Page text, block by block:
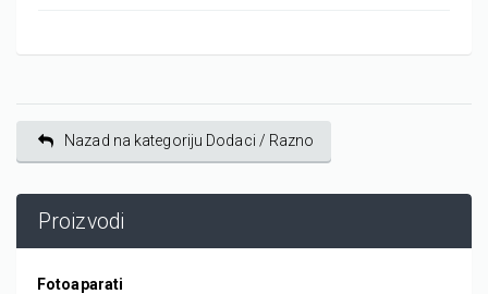
Nazad na kategoriju Dodaci / Razno
Proizvodi
Fotoaparati